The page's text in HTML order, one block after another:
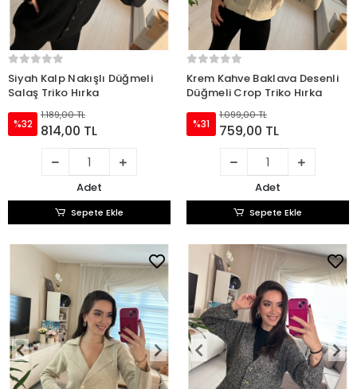
Siyah Kalp Nakışlı Düğmeli
Salaş Triko Hırka
%32
1.189,00 TL
814,00 TL
Adet
Sepete Ekle
Krem Kahve Baklava Desenli
Düğmeli Crop Triko Hırka
%31
1.099,00 TL
759,00 TL
Adet
Sepete Ekle